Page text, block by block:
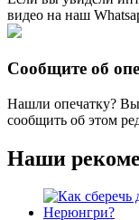
видео на наш
Сообщите об
Нашли опечатку?
сообщить об этом
Наши